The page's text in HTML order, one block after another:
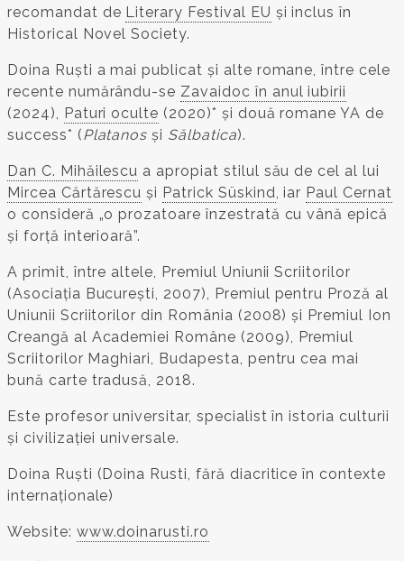
recomandat de Literary Festival EU și inclus în
Historical Novel Society.
Doina Ruști a mai publicat și alte romane, între cele
recente numărându-se Zavaidoc în anul iubirii
(2024), Paturi oculte (2020)* și două romane YA de
success* (Platanos și Sălbatica).
Dan C. Mihăilescu a apropiat stilul său de cel al lui
Mircea Cărtărescu și Patrick Süskind, iar Paul Cernat
o consideră „o prozatoare înzestrată cu vână epică
și forță interioară”.
A primit, între altele, Premiul Uniunii Scriitorilor
(Asociația București, 2007), Premiul pentru Proză al
Uniunii Scriitorilor din România (2008) și Premiul Ion
Creangă al Academiei Române (2009), Premiul
Scriitorilor Maghiari, Budapesta, pentru cea mai
bună carte tradusă, 2018.
Este profesor universitar, specialist în istoria culturii
și civilizației universale.
Doina Ruști (Doina Rusti, fără diacritice în contexte
internaționale)
Website: www.doinarusti.ro